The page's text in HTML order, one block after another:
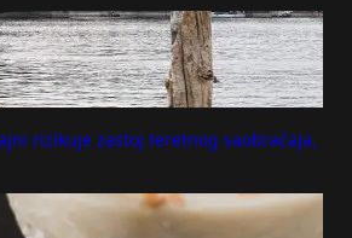
rizikuje zastoj teretnog saobraćaja,